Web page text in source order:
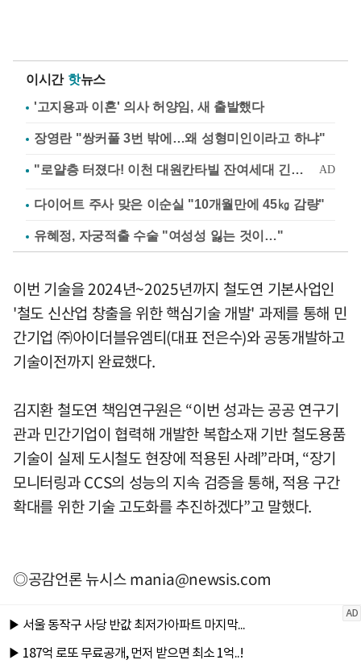
이시간 핫뉴스
'고지용과 이혼' 의사 허양임, 새 출발했다
장영란 "쌍커풀 3번 밖에…왜 성형미인이라고 하냐"
다이어트 주사 맞은 이순실 "10개월만에 45㎏ 감량"
유혜정, 자궁적출 수술 "여성성 잃는 것이…"
이번 기술을 2024년~2025년까지 철도연 기본사업인
'철도 신산업 창출을 위한 핵심기술 개발' 과제를 통해 민
간기업 ㈜아이더블유엠티(대표 전은수)와 공동개발하고
기술이전까지 완료했다.
김지환 철도연 책임연구원은 “이번 성과는 공공 연구기
관과 민간기업이 협력해 개발한 복합소재 기반 철도용품
기술이 실제 도시철도 현장에 적용된 사례”라며, “장기
모니터링과 CCS의 성능의 지속 검증을 통해, 적용 구간
확대를 위한 기술 고도화를 추진하겠다”고 말했다.
◎공감언론 뉴시스mania@newsis.com